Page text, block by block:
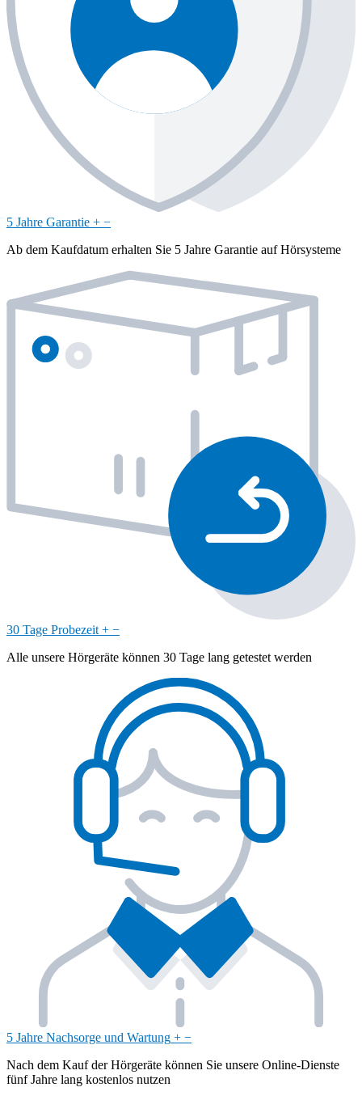
5 Jahre Garantie + −
Ab dem Kaufdatum erhalten Sie 5 Jahre Garantie auf Hörsysteme
30 Tage Probezeit + −
Alle unsere Hörgeräte können 30 Tage lang getestet werden
5 Jahre Nachsorge und Wartung + −
Nach dem Kauf der Hörgeräte können Sie unsere Online-Dienste
fünf Jahre lang kostenlos nutzen